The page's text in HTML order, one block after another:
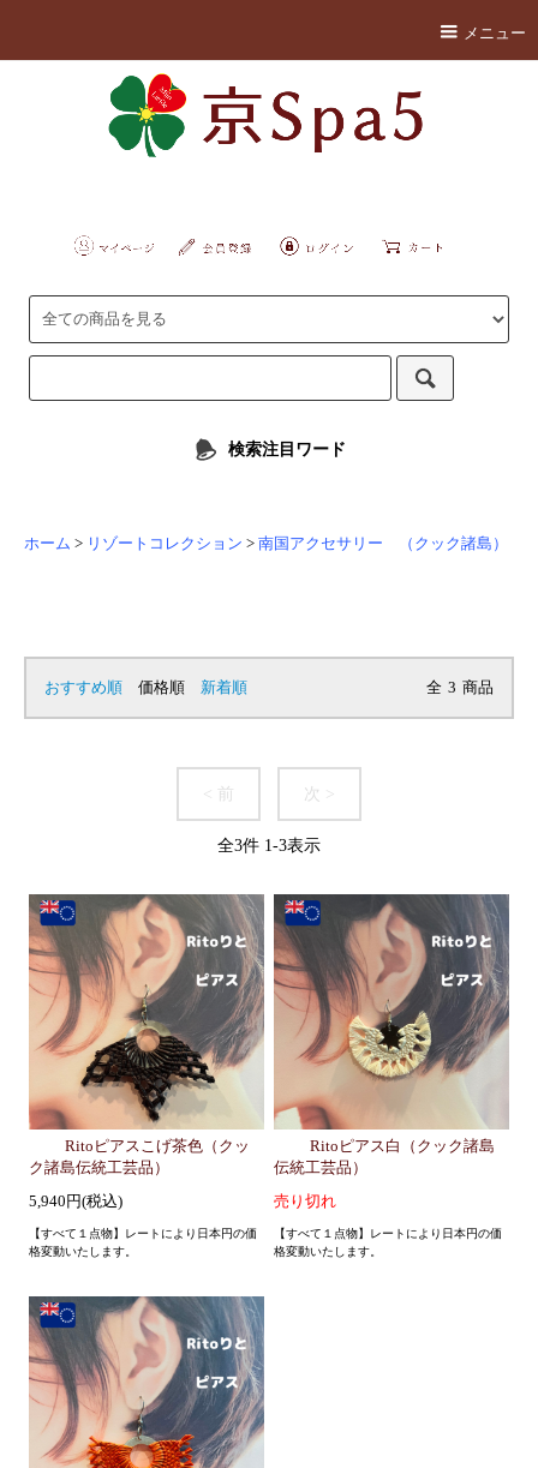
メニュー
検索注目ワード
ホーム > リゾートコレクション > 南国アクセサリー （クック諸島）
おすすめ順 価格順 新着順 全 3 商品
< 前 次 >
全3件 1 -3表示
Ritoピアスこげ茶色（クッ
ク諸島伝統工芸品）
5,940円(税込)
【すべて１点物】レートにより日本円の価
格変動いたします。
Ritoピアス白（クック諸島
伝統工芸品）
売り切れ
【すべて１点物】レートにより日本円の価
格変動いたします。